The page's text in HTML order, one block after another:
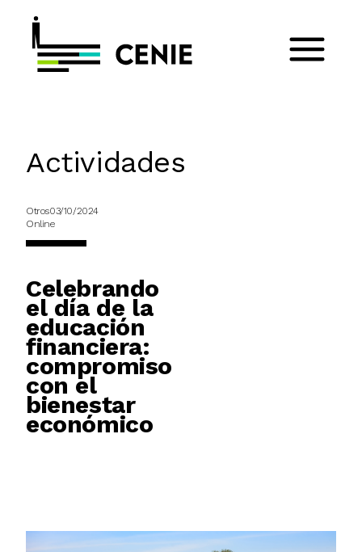
Actividades
Otros03/10/2024
Online
Celebrando
el día de la
educación
financiera:
compromiso
con el
bienestar
económico